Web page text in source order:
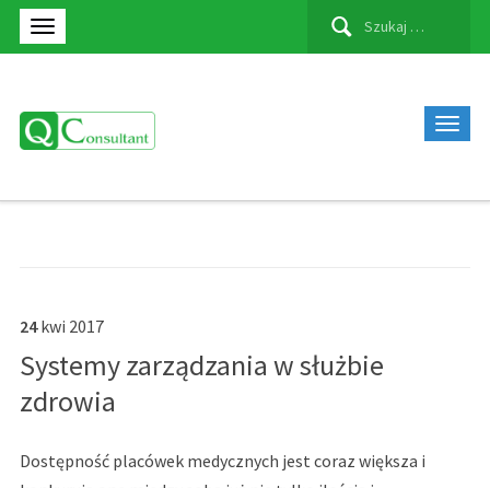
Szukaj:
24 kwi 2017
Systemy zarządzania w służbie
zdrowia
Dostępność placówek medycznych jest coraz większa i